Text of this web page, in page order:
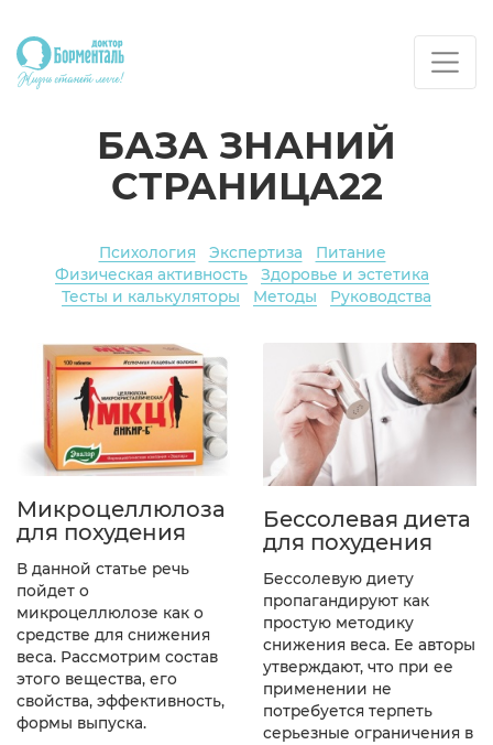
БАЗА ЗНАНИЙ
СТРАНИЦА22
Психология Экспертиза
Питание
Физическая активность
Здоровье и эстетика
Тесты и калькуляторы
Методы Руководства
Микроцеллюлоза
для похудения
В данной статье речь
пойдет о
микроцеллюлозе как о
средстве для снижения
веса. Рассмотрим состав
этого вещества, его
свойства, эффективность,
формы выпуска.
Бессолевая диета
для похудения
Бессолевую диету
пропагандируют как
простую методику
снижения веса. Ее авторы
утверждают, что при ее
применении не
потребуется терпеть
серьезные ограничения в